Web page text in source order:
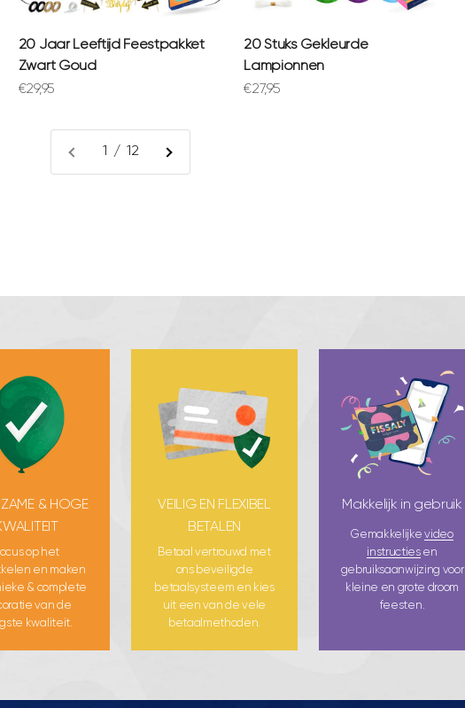
20 Jaar Leeftijd Feestpakket
Zwart Goud
Aanbiedingsprijs
€29,95
20 Stuks Gekleurde
Lampionnen
Aanbiedingsprijs
€27,95
1 / 12
& HOGE
op het
en maken
& complete
van de
kwaliteit.
VEILIG EN FLEXIBEL
BETALEN
Betaal vertrouwd met
ons beveiligde
betaalsysteem en kies
uit een van de vele
betaalmethoden.
Makkelijk in gebruik
Gemakkelijkevideo
instructiesen
gebruiksaanwijzing voor
kleine en grote droom
feesten.